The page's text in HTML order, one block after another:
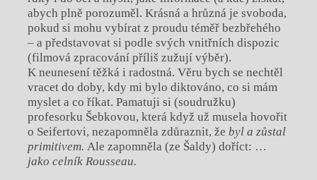
abych plně porozuměl. Krásná a hrůzná je svoboda,
pokud si mohu vybírat z proudu téměř bezbřehého
– a představovat si podle svých vnitřních dispozic
(filmová zpracování příliš zužují výběr).
K neunesení těžká i radostná. Věru bych se nechtěl
vracet do doby, kdy mi bylo diktováno, co si mám
myslet a co říkat. Pamatuji si (soudružku)
profesorku Šebkovou, která když už musela hovořit
o Seifertovi, nezapomněla zdůraznit, že byl a zůstal
primitivem. Ale zapomněla (ze Šaldy) doříct: …
jako celník Rousseau.